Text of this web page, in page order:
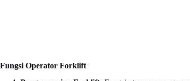
Fungsi Operator Forklift